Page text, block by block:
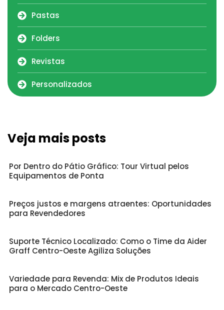
Pastas
Folders
Revistas
Personalizados
Veja mais posts
Por Dentro do Pátio Gráfico: Tour Virtual pelos
Equipamentos de Ponta
Preços justos e margens atraentes: Oportunidades
para Revendedores
Suporte Técnico Localizado: Como o Time da Aider
Graff Centro-Oeste Agiliza Soluções
Variedade para Revenda: Mix de Produtos Ideais
para o Mercado Centro-Oeste